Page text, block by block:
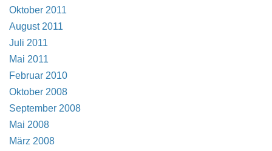
Oktober 2011
August 2011
Juli 2011
Mai 2011
Februar 2010
Oktober 2008
September 2008
Mai 2008
März 2008